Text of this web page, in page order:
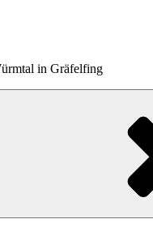
in Gräfelfing